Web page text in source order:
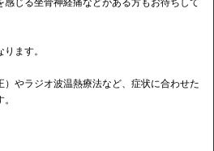
感じる坐骨神経痛などがある方もお待ちして
ます。
やラジオ波温熱療法など、症状に合わせた